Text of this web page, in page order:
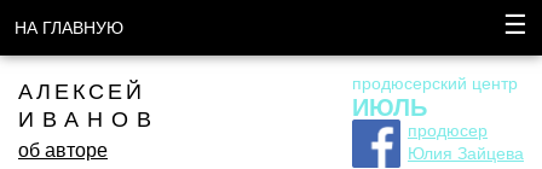
НА ГЛАВНУЮ ☰
АЛЕКСЕЙ
ИВАНОВ
об авторе
продюсерский центр
ИЮЛЬ
продюсер
Юлия Зайцева